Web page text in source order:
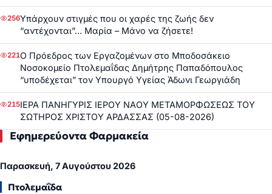
256Υπάρχουν στιγμές που οι χαρές της ζωής δεν
“αντέχονται”… Μαρία – Μάνο να ζήσετε!
221Ο Πρόεδρος των Εργαζομένων στο Μποδοσάκειο
Νοσοκομείο Πτολεμαΐδας Δημήτρης Παπαδόπουλος
“υποδέχεται” τον Υπουργό Υγείας Άδωνι Γεωργιάδη
215ΙΕΡΑ ΠΑΝΗΓΥΡΙΣ ΙΕΡΟΥ ΝΑΟΥ ΜΕΤΑΜΟΡΦΩΣΕΩΣ ΤΟΥ
ΣΩΤΗΡΟΣ ΧΡΙΣΤΟΥ ΑΡΔΑΣΣΑΣ (05-08-2026)
Εφημερεύοντα Φαρμακεία
Παρασκευή, 7 Αυγούστου 2026
Πτολεμαΐδα